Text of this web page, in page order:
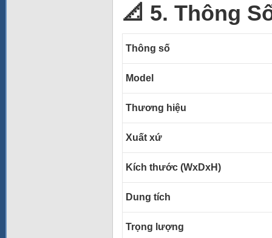
📐 5. Thông
Thông số
Model
Thương hiệu
Xuất xứ
Kích thước (WxDxH)
Dung tích
Trọng lượng